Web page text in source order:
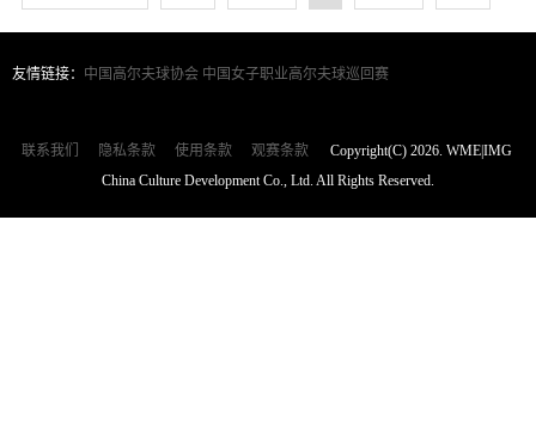
友情链接： 中国高尔夫球协会 中国女子职业高尔夫球巡回赛
联系我们 隐私条款 使用条款 观赛条款
Copyright(C) 2026. WME|IMG
China Culture Development Co., Ltd. All Rights Reserved.